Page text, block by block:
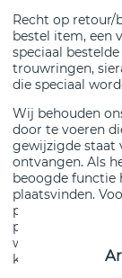
Recht op retour/
bestel item, een
speciaal
trouwringen,
die speciaal
Wij behouden
door te voeren
gewijzigde staat
ontvangen. Als
beoogde functie
plaatsvinden.
product als
product met de
worden
kun je contact